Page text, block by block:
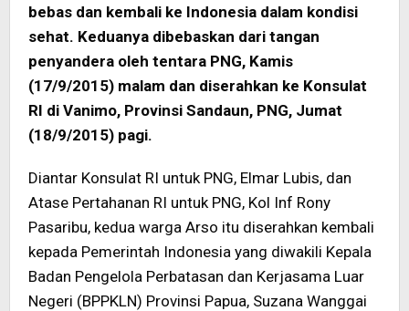
bebas dan kembali ke Indonesia dalam kondisi
sehat. Keduanya dibebaskan dari tangan
penyandera oleh tentara PNG, Kamis
(17/9/2015) malam dan diserahkan ke Konsulat
RI di Vanimo, Provinsi Sandaun, PNG, Jumat
(18/9/2015) pagi.
Diantar Konsulat RI untuk PNG, Elmar Lubis, dan
Atase Pertahanan RI untuk PNG, Kol Inf Rony
Pasaribu, kedua warga Arso itu diserahkan kembali
kepada Pemerintah Indonesia yang diwakili Kepala
Badan Pengelola Perbatasan dan Kerjasama Luar
Negeri (BPPKLN) Provinsi Papua, Suzana Wanggai